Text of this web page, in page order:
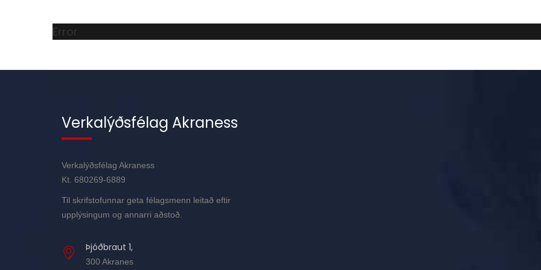
Error
Verkalýðsfélag Akraness
Verkalýðsfélag Akraness
Kt. 680269-6889
Til skrifstofunnar geta félagsmenn leitað eftir
upplýsingum og annarri aðstoð.
Þjóðbraut 1,
300 Akranes